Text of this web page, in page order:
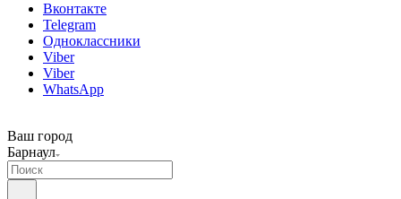
Вконтакте
Telegram
Одноклассники
Viber
Viber
WhatsApp
Ваш город
Барнаул